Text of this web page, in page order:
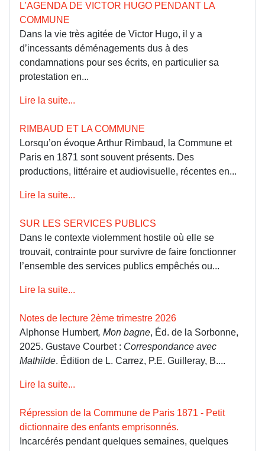
L’AGENDA DE VICTOR HUGO PENDANT LA
COMMUNE
Dans la vie très agitée de Victor Hugo, il y a
d’incessants déménagements dus à des
condamnations pour ses écrits, en particulier sa
protestation en...
Lire la suite...
RIMBAUD ET LA COMMUNE
Lorsqu’on évoque Arthur Rimbaud, la Commune et
Paris en 1871 sont souvent présents. Des
productions, littéraire et audiovisuelle, récentes en...
Lire la suite...
SUR LES SERVICES PUBLICS
Dans le contexte violemment hostile où elle se
trouvait, contrainte pour survivre de faire fonctionner
l’ensemble des services publics empêchés ou...
Lire la suite...
Notes de lecture 2ème trimestre 2026
Alphonse Humbert, Mon bagne, Éd. de la Sorbonne,
2025. Gustave Courbet : Correspondance avec
Mathilde. Édition de L. Carrez, P.E. Guilleray, B....
Lire la suite...
Répression de la Commune de Paris 1871 - Petit
dictionnaire des enfants emprisonnés.
Incarcérés pendant quelques semaines, quelques